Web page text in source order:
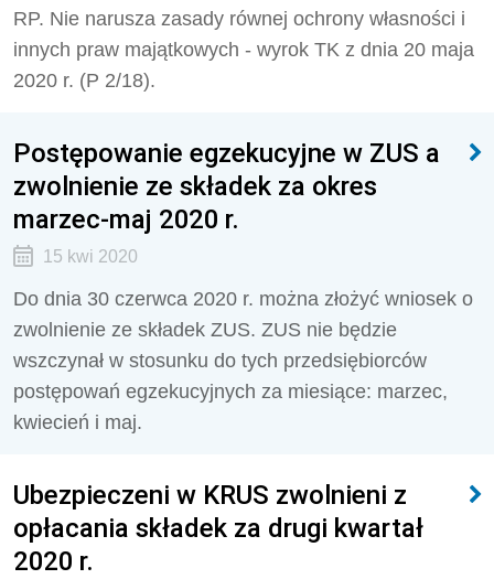
RP. Nie narusza zasady równej ochrony własności i
innych praw majątkowych - wyrok TK z dnia 20 maja
2020 r. (P 2/18).
Postępowanie egzekucyjne w ZUS a
zwolnienie ze składek za okres
marzec-maj 2020 r.
15 kwi 2020
Do dnia 30 czerwca 2020 r. można złożyć wniosek o
zwolnienie ze składek ZUS. ZUS nie będzie
wszczynał w stosunku do tych przedsiębiorców
postępowań egzekucyjnych za miesiące: marzec,
kwiecień i maj.
Ubezpieczeni w KRUS zwolnieni z
opłacania składek za drugi kwartał
2020 r.